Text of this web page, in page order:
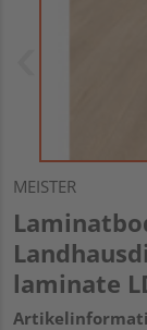
MEISTER
laminate